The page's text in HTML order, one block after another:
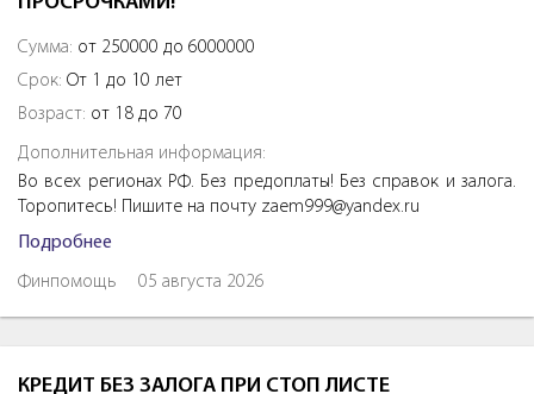
Сумма: от 250000 до 6000000
Срок: От 1 до 10 лет
Возраст: от 18 до 70
Дополнительная информация:
Во всех регионах РФ. Без предоплаты! Без справок и залога.
Торопитесь! Пишите на почту zaem999@yandex.ru
Подробнее
Финпомощь 05 августа 2026
КРЕДИТ БЕЗ ЗАЛОГА ПРИ СТОП ЛИСТЕ